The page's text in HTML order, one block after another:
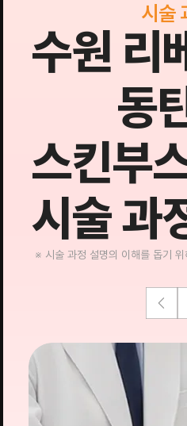
시술
수원 리
동
스킨부
시술 과
※ 시술 과정 설명의 이해를 돕기